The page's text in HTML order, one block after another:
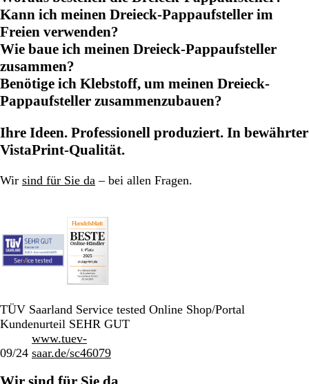
Kann ich meinen Dreieck-Pappaufsteller im
Freien verwenden?
Wie baue ich meinen Dreieck-Pappaufsteller
zusammen?
Benötige ich Klebstoff, um meinen Dreieck-
Pappaufsteller zusammenzubauen?
Ihre Ideen. Professionell produziert. In bewährter
VistaPrint-Qualität.
Wir sind für Sie da – bei allen Fragen.
TÜV Saarland Service tested Online Shop/Portal
Kundenurteil SEHR GUT
09/24
www.tuev-
saar.de/sc46079